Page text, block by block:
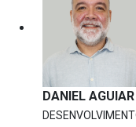
DANIEL